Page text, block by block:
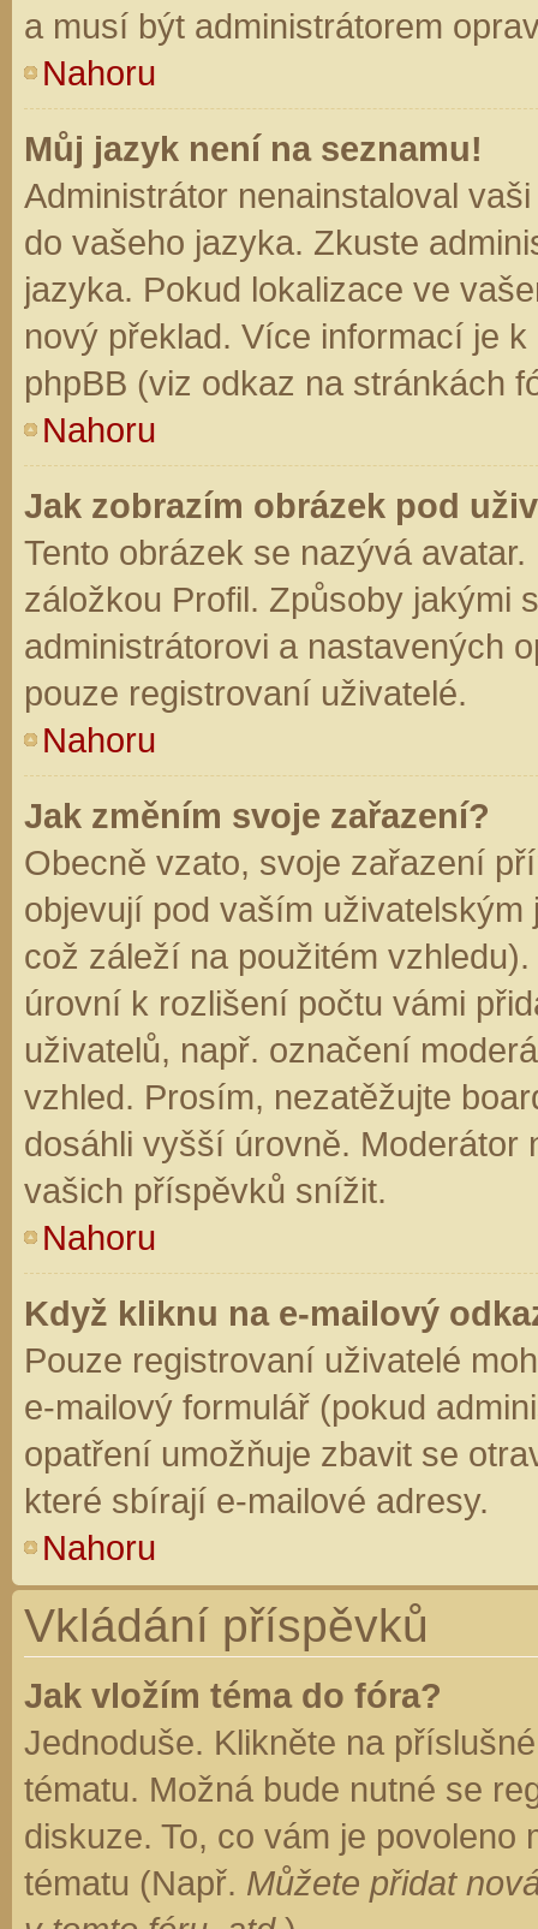
a musí být administrátorem
Nahoru
Můj jazyk není na seznamu!
Administrátor nenainstaloval
do vašeho jazyka. Zkuste
jazyka. Pokud lokalizace ve
nový překlad. Více informací je
phpBB (viz odkaz na stránkách
Nahoru
Jak zobrazím obrázek pod
Tento obrázek se nazývá
záložkou Profil. Způsoby jakými
administrátorovi a nastavených
pouze registrovaní uživatelé.
Nahoru
Jak změním svoje zařazení?
Obecně vzato, svoje zařazení
objevují pod vaším
což záleží na použitém
úrovní k rozlišení počtu vámi
uživatelů, např. označení
vzhled. Prosím, nezatěžujte
dosáhli vyšší úrovně. Moderátor
vašich příspěvků snížit.
Nahoru
Když kliknu na e-mailový
Pouze registrovaní uživatelé
e-mailový formulář (pokud
opatření umožňuje zbavit se
které sbírají e-mailové adresy.
Nahoru
Vkládání příspěvků
Jak vložím téma do fóra?
Jednoduše. Klikněte na
tématu. Možná bude nutné se
diskuze. To, co vám je
tématu (Např. Můžete přidat